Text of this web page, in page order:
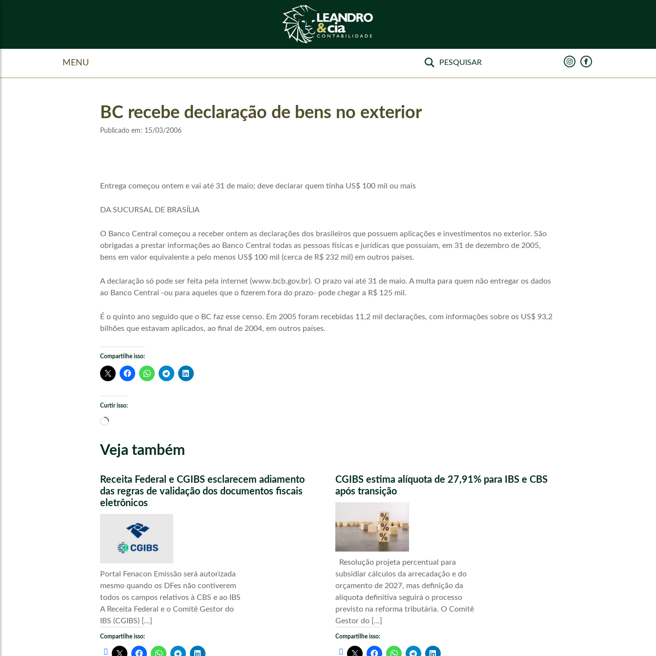
MENU
BC recebe declaração de bens no exterior
Publicado em: 15/03/2006
Entrega começou ontem e vai até 31 de maio; deve declarar quem tinha US$ 100 mil ou mais
DA SUCURSAL DE BRASÍLIA
O Banco Central começou a receber ontem as declarações dos brasileiros que possuem aplicações e investimentos no exterior. São
obrigadas a prestar informações ao Banco Central todas as pessoas físicas e jurídicas que possuíam, em 31 de dezembro de 2005,
bens em valor equivalente a pelo menos US$ 100 mil (cerca de R$ 232 mil) em outros países.
A declaração só pode ser feita pela internet (www.bcb.gov.br). O prazo vai até 31 de maio. A multa para quem não entregar os dados
ao Banco Central -ou para aqueles que o fizerem fora do prazo- pode chegar a R$ 125 mil.
É o quinto ano seguido que o BC faz esse censo. Em 2005 foram recebidas 11,2 mil declarações, com informações sobre os US$ 93,2
bilhões que estavam aplicados, ao final de 2004, em outros países.
Compartilhe isso:
Curtir isso:
Carregando...
Veja também
Receita Federal e CGIBS esclarecem adiamento
das regras de validação dos documentos fiscais
eletrônicos
Portal Fenacon Emissão será autorizada
mesmo quando os DFes não contiverem
todos os campos relativos à CBS e ao IBS
A Receita Federal e o Comitê Gestor do
IBS (CGIBS) […]
Compartilhe isso:
CGIBS estima alíquota de 27,91% para IBS e CBS
após transição
Resolução projeta percentual para
subsidiar cálculos da arrecadação e do
orçamento de 2027, mas definição da
alíquota definitiva seguirá o processo
previsto na reforma tributária. O Comitê
Gestor do […]
Compartilhe isso: